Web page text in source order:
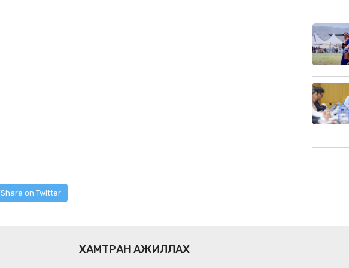
Share on Twitter
ХАМТРАН АЖИЛЛАХ